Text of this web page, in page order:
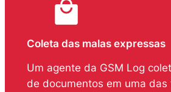
Coleta das malas expressas
Um agente da GSM Log
de documentos em uma das